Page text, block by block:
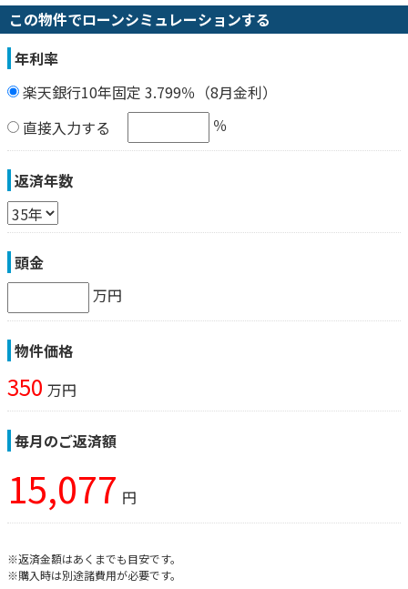
この物件でローンシミュレーションする
年利率
楽天銀行10年固定 3.799％（8月金利）
直接入力する
％
返済年数
頭金
万円
物件価格
350 万円
毎月のご返済額
15,077 円
※返済金額はあくまでも目安です。
※購入時は別途諸費用が必要です。